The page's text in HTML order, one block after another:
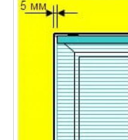
Жалюзи из тюли
Крепление для
рулонных штор